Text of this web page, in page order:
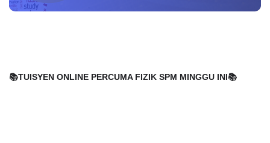
📚TUISYEN ONLINE PERCUMA FIZIK SPM MINGGU INI📚